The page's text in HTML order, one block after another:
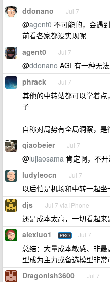
ddonano Jul 7
@agent0 不可能的，会遇
前看各家都没实现呢
agent0 Jul 7
@ddonano AGI 有一种无
phrack Jul 7
其他的中转站都可以学着
子
自称对局势有全局洞察，
qiaobeier Jul 7
@lujiaosama 肯定啊，不开
ludyleocn Jul 7
以后怕是机场和中转一起坐
djs Jul 7 via iPhone
还是成本太高，一切看起
alexluo1 PRO Jul 7
总结：大量成本敏感、非
型成为主力或备选模型非常
Dragonish3600 Jul 7